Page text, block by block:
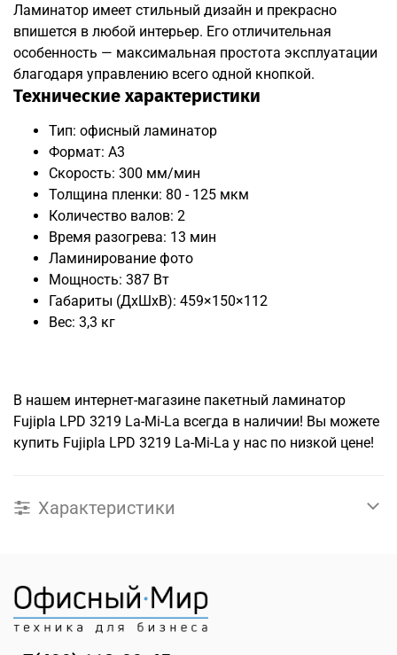
Ламинатор имеет стильный дизайн и прекрасно
впишется в любой интерьер. Его отличительная
особенность — максимальная простота эксплуатации
благодаря управлению всего одной кнопкой.
Технические характеристики
Тип: офисный ламинатор
Формат: А3
Скорость: 300 мм/мин
Толщина пленки: 80 - 125 мкм
Количество валов: 2
Время разогрева: 13 мин
Ламинирование фото
Мощность: 387 Вт
Габариты (ДхШхВ): 459×150×112
Вес: 3,3 кг
В нашем интернет-магазине пакетный ламинатор
Fujipla LPD 3219 La-Mi-La всегда в наличии! Вы можете
купить Fujipla LPD 3219 La-Mi-La у нас по низкой цене!
Характеристики